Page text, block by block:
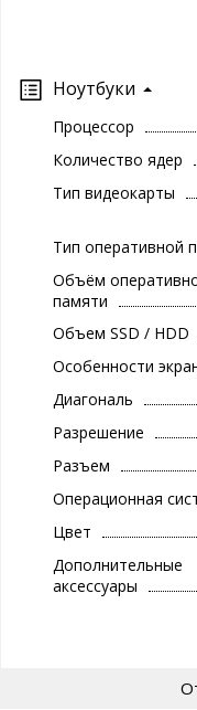
Ноутбуки
Процессор
Количество ядер
Тип видеокарты
Тип оперативной
Объём
памяти
Объем SSD / HDD
Особенности
Диагональ
Разрешение
Разъем
Операционная
Цвет
Дополнительные
аксессуары